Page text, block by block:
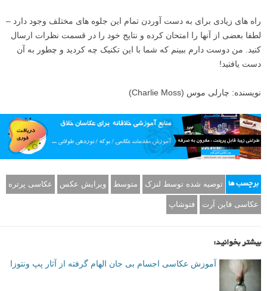
راه های زیادی برای به دست آوردن تمام این جلوه های مختلف وجود دارد –
لطفا بعضی از آنها را امتحان کرده و نتایج خود را در قسمت نظرات ارسال
کنید. من دوست دارم ببینم که شما با این تکنیک چه کردید و چطور به آن
دست یافتید!
نویسنده: چارلی موس (Charlie Moss)
برچسب ها توصیه شده توسط لنزک متوسط ویرایش عکس عکاسی پرتره
عکاسی فاین آرت فتوشاپ
بیشتر بخوانید:
آموزش عکاسی اجسام بی جان الهام گرفته از آثار پپ ونتوزا